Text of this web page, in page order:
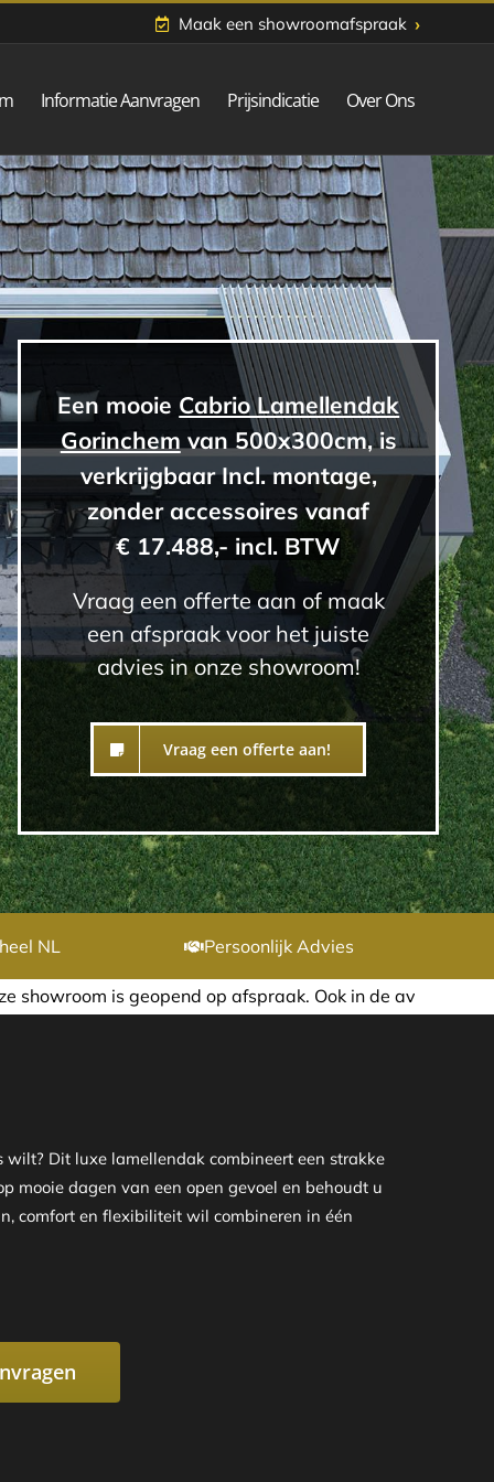
Maak een showroomafspraak ›
Informatie Aanvragen Prijsindicatie Over Ons
Een mooie Cabrio Lamellendak
Gorinchem van 500x300cm, is
verkrijgbaar Incl. montage,
zonder accessoires vanaf
€ 17.488,- incl. BTW
Vraag een offerte aan of maak
een afspraak voor het juiste
advies in onze showroom!
Vraag een offerte aan!
NL Persoonlijk Advies
Ook in de avond of in het weekend nemen wij
Dit luxe lamellendak combineert een strakke
mooie dagen van een open gevoel en behoudt u
comfort en flexibiliteit wil combineren in één